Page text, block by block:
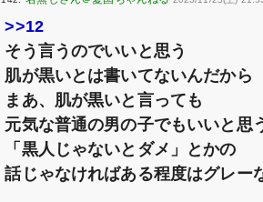
>>12
そう言うのでいいと思う
肌が黒いとは書いてないんだから
まあ、肌が黒いと言っても
元気な普通の男の子でもいいと思
「黒人じゃないとダメ」とかの
話じゃなければある程度はグレー